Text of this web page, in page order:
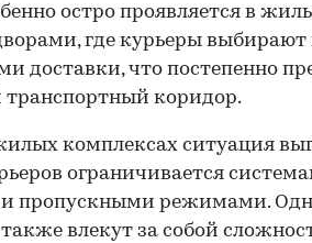
остро проявляется в
где курьеры
доставки, что постепенно
коридор.
комплексах ситуация
ограничивается
пропускными режимами.
влекут за собой